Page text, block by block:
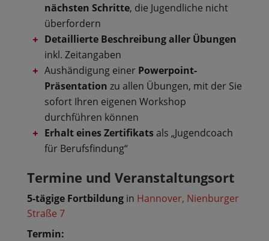
nächsten Schritte, die Jugendliche nicht
überfordern
Detaillierte Beschreibung aller Übungen
inkl. Zeitangaben
Aushändigung einer Powerpoint-
Präsentation zu allen Übungen, mit der Sie
sofort Ihren eigenen Workshop
durchführen können
Erhalt eines Zertifikatsals „Jugendcoach
für Berufsfindung“
Termine und Veranstaltungsort
5-tägige Fortbildungin Hannover, Nienburger
Straße 7
Termin: